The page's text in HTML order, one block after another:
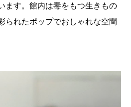
ます。館内は毒をもつ生きもの
られたポップでおしゃれな空間